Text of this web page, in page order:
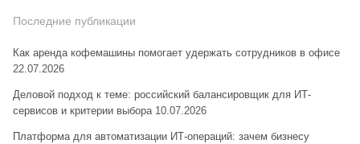
Последние публикации
Как аренда кофемашины помогает удержать сотрудников в офисе
22.07.2026
Деловой подход к теме: российский балансировщик для ИТ-
сервисов и критерии выбора 10.07.2026
Платформа для автоматизации ИТ-операций: зачем бизнесу